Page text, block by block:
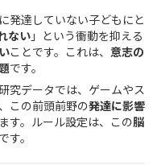
発達していない子どもにと
ない 」という衝動を抑える
ことです。これは、 意志の
です。
究データでは、ゲームやス
この前頭前野の発達に影響
す。ルール設定は、この脳
す。